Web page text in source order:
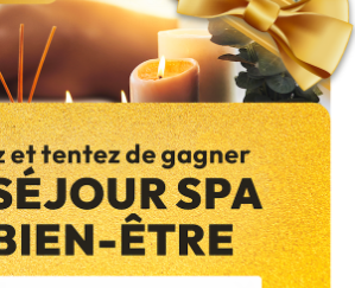
;Hauts-de-Seine (92);Essonne (91)
? Vous aimerez aussi ...